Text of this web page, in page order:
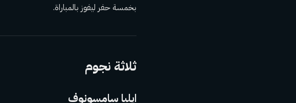
بخمسة حفر ليفوز بالمباراة.
ثلاثة نجوم
ايليا سامسونوف